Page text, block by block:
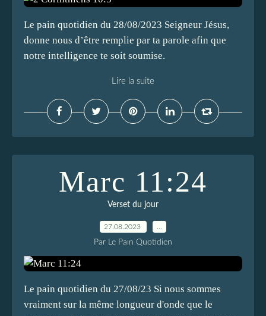
Le pain quotidien du 28/08/2023 Seigneur Jésus,
donne nous d’être remplie par ta parole afin que
notre intelligence te soit soumise.
Lire la suite
Marc 11:24
Verset du jour
27.08.2023
Par Le Pain Quotidien
Le pain quotidien du 27/08/23 Si nous sommes
vraiment sur la même longueur d'onde que le